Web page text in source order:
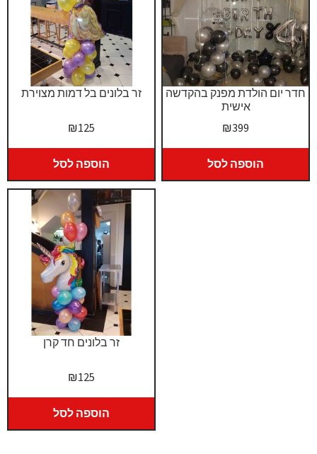
זר בלונים בל דמות מצוירת
₪125
הוספה לסל
חדר יום הולדת מפנק בהקדשה
אישית
₪399
הוספה לסל
זר בלונים חד קרן
₪125
הוספה לסל